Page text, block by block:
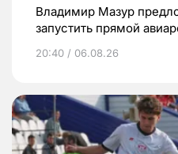
Владимир Мазур
запустить прямой
20:40 / 06.08.26